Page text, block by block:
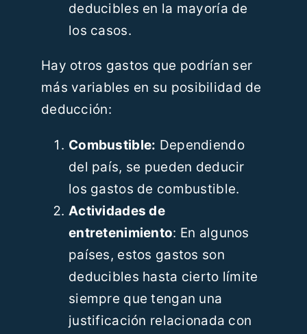
deducibles en la mayoría de
los casos.
Hay otros gastos que podrían ser
más variables en su posibilidad de
deducción:
Combustible: Dependiendo
del país, se pueden deducir
los gastos de combustible.
Actividades de
entretenimiento: En algunos
países, estos gastos son
deducibles hasta cierto límite
siempre que tengan una
justificación relacionada con